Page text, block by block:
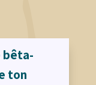
bêta-
ton